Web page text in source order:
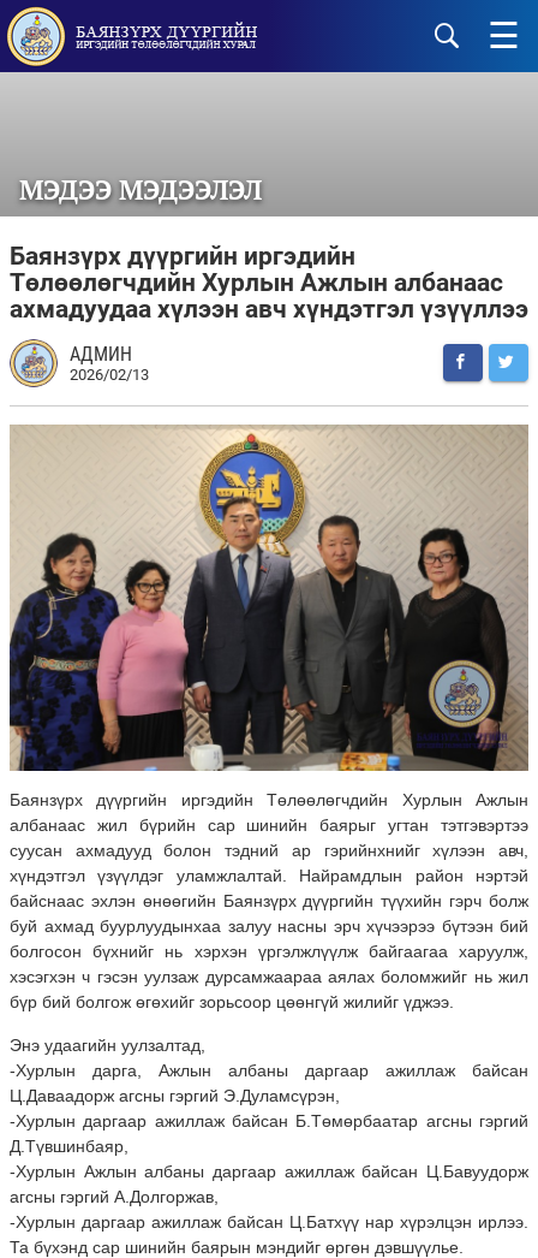
☰
МЭДЭЭ МЭДЭЭЛЭЛ
Баянзүрх дүүргийн иргэдийн
Төлөөлөгчдийн Хурлын Ажлын албанаас
ахмадуудаа хүлээн авч хүндэтгэл үзүүллээ
АДМИН
2026/02/13
Баянзүрх дүүргийн иргэдийн Төлөөлөгчдийн Хурлын Ажлын
албанаас жил бүрийн сар шинийн баярыг угтан тэтгэвэртээ
суусан ахмадууд болон тэдний ар гэрийнхнийг хүлээн авч,
хүндэтгэл үзүүлдэг уламжлалтай. Найрамдлын район нэртэй
байснаас эхлэн өнөөгийн Баянзүрх дүүргийн түүхийн гэрч болж
буй ахмад буурлуудынхаа залуу насны эрч хүчээрээ бүтээн бий
болгосон бүхнийг нь хэрхэн үргэлжлүүлж байгаагаа харуулж,
хэсэгхэн ч гэсэн уулзаж дурсамжаараа аялах боломжийг нь жил
бүр бий болгож өгөхийг зорьсоор цөөнгүй жилийг үджээ.
Энэ удаагийн уулзалтад,
-Хурлын дарга, Ажлын албаны даргаар ажиллаж байсан
Ц.Даваадорж агсны гэргий Э.Дуламсүрэн,
-Хурлын даргаар ажиллаж байсан Б.Төмөрбаатар агсны гэргий
Д.Түвшинбаяр,
-Хурлын Ажлын албаны даргаар ажиллаж байсан Ц.Бавуудорж
агсны гэргий А.Долгоржав,
-Хурлын даргаар ажиллаж байсан Ц.Батхүү нар хүрэлцэн ирлээ.
Та бүхэнд сар шинийн баярын мэндийг өргөн дэвшүүлье.